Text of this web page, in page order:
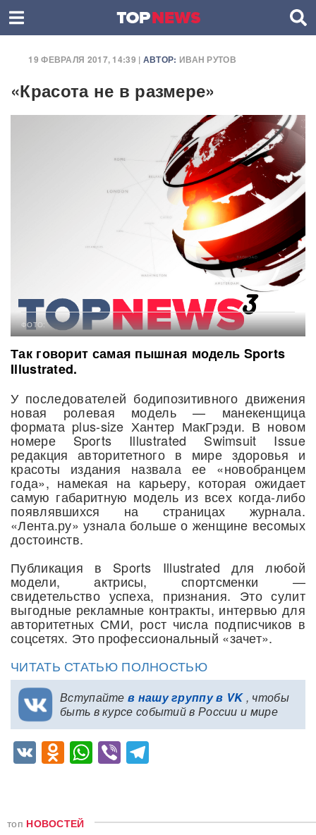
19 ФЕВРАЛЯ 2017, 14:39 | АВТОР: ИВАН РУТОВ
«Красота не в размере»
ФОТО:
Так говорит самая пышная модель Sports
Illustrated.
У последователей бодипозитивного движения
новая ролевая модель — манекенщица
формата plus-size Хантер МакГрэди. В новом
номере Sports Illustrated Swimsuit Issue
редакция авторитетного в мире здоровья и
красоты издания назвала ее «новобранцем
года», намекая на карьеру, которая ожидает
самую габаритную модель из всех когда-либо
появлявшихся на страницах журнала.
«Лента.ру» узнала больше о женщине весомых
достоинств.
Публикация в Sports Illustrated для любой
модели, актрисы, спортсменки —
свидетельство успеха, признания. Это сулит
выгодные рекламные контракты, интервью для
авторитетных СМИ, рост числа подписчиков в
соцсетях. Это профессиональный «зачет».
ЧИТАТЬ СТАТЬЮ ПОЛНОСТЬЮ
Вступайте в нашу группу в VK, чтобы
быть в курсе событий в России и мире
VKOdnoklassniki
WhatsApp
Viber
топ НОВОСТЕЙ